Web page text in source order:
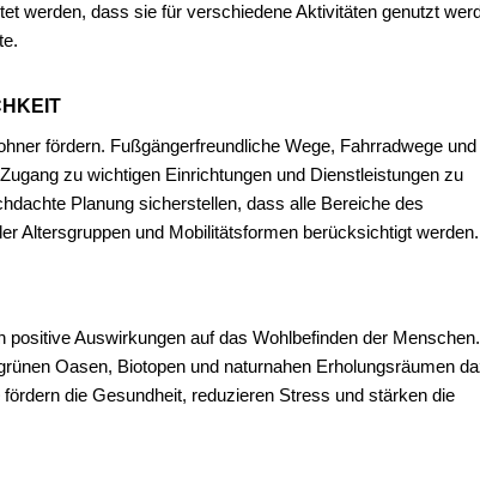
werden, dass sie für verschiedene Aktivitäten genutzt
fördern. Fußgängerfreundliche Wege, Fahrradwege und
zu wichtigen Einrichtungen und Dienstleistungen zu
Planung sicherstellen, dass alle Bereiche des
Altersgruppen und Mobilitätsformen berücksichtigt werden.
Auswirkungen auf das Wohlbefinden der Menschen.
Oasen, Biotopen und naturnahen Erholungsräumen
die Gesundheit, reduzieren Stress und stärken die